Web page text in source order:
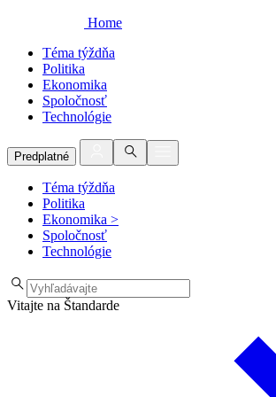
Home
Téma týždňa
Politika
Ekonomika
Spoločnosť
Technológie
Predplatné
Téma týždňa
Politika
Ekonomika >
Spoločnosť
Technológie
Vitajte na Štandarde